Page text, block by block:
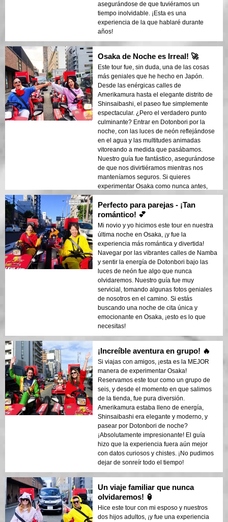
asegurándose de que tuviéramos un
tiempo inolvidable. ¡Esta es una
experiencia de la que hablaré durante
años!
Osaka de Noche es Irreal! 🚀
Este tour fue, sin duda, una de las cosas
más geniales que he hecho en Japón.
Desde las enérgicas calles de
Amerikamura hasta el elegante distrito de
Shinsaibashi, el paseo fue simplemente
espectacular. ¿Pero el verdadero punto
culminante? Entrar en Dotonbori por la
noche, con las luces de neón reflejándose
en el agua y las multitudes animadas
vitoreando a medida que pasábamos.
Nuestro guía fue fantástico, asegurándose
de que nos divirtiéramos mientras nos
manteníamos seguros. Si quieres
experimentar Osaka como nunca antes,
¡no te lo pierdas!
Perfecto para parejas - ¡Tan
romántico! 💕
Mi novio y yo hicimos este tour en nuestra
última noche en Osaka, ¡y fue la
experiencia más romántica y divertida!
Navegar por las vibrantes calles de Namba
y sentir la energía de Dotonbori bajo las
luces de neón fue algo que nunca
olvidaremos. Nuestro guía fue muy
servicial, tomando algunas fotos geniales
de nosotros en el camino. Si estás
buscando una noche de cita única y
emocionante en Osaka, ¡esto es lo que
necesitas!
¡Increíble aventura en grupo! 🔥
Si viajas con amigos, ¡esta es la MEJOR
manera de experimentar Osaka!
Reservamos este tour como un grupo de
seis, y desde el momento en que salimos
de la tienda, fue pura diversión.
Amerikamura estaba lleno de energía,
Shinsaibashi era elegante y moderno, y
pasear por Dotonbori de noche?
¡Absolutamente impresionante! El guía
hizo que la experiencia fuera aún mejor
con datos curiosos y chistes. ¡No pudimos
dejar de sonreír todo el tiempo!
Un viaje familiar que nunca
olvidaremos! 🏮
Hice este tour con mi esposo y nuestros
dos hijos adultos, ¡y fue una experiencia